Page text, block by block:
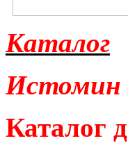
Каталог
Каталог